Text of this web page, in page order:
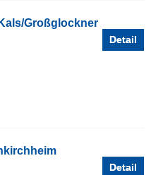
Detail
Großglockner
Detail